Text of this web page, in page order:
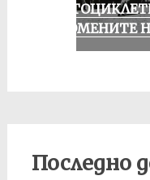
СПОМЕНИТЕ
Последно